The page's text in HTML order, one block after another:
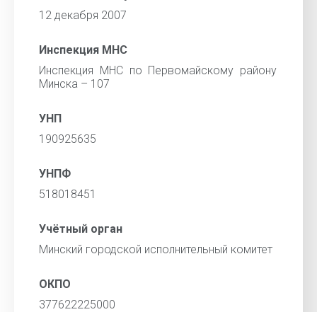
12 декабря 2007
Инспекция МНС
Инспекция МНС по Первомайскому району
Минска – 107
УНП
190925635
УНПФ
518018451
Учётный орган
Минский городской исполнительный комитет
ОКПО
377622225000